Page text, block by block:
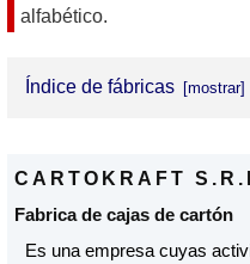
alfabético.
Índice de fábricas
Embalajes Bemposta
CARTOKRAFT
Fabrica de cajas de cartón
Es una empresa cuyas